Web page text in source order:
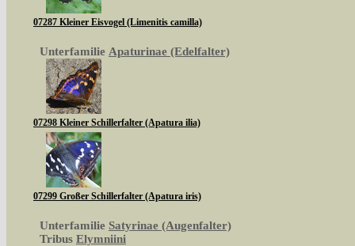
07287 Kleiner Eisvogel (Limenitis camilla)
Unterfamilie Apaturinae (Edelfalter)
07298 Kleiner Schillerfalter (Apatura ilia)
07299 Großer Schillerfalter (Apatura iris)
Unterfamilie Satyrinae (Augenfalter)
Tribus Elymniini